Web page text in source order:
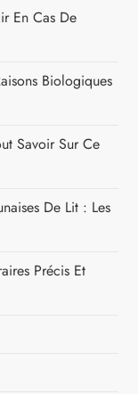
En Cas De
Biologiques
Savoir Sur Ce
De Lit : Les
Précis Et